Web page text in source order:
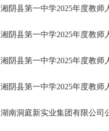
湘阴县第一中学2025年度教师
湘阴县第一中学2025年度教
湘阴县第一中学2025年度教
湘阴县第一中学2025年度教师
湖南洞庭新实业集团有限公司